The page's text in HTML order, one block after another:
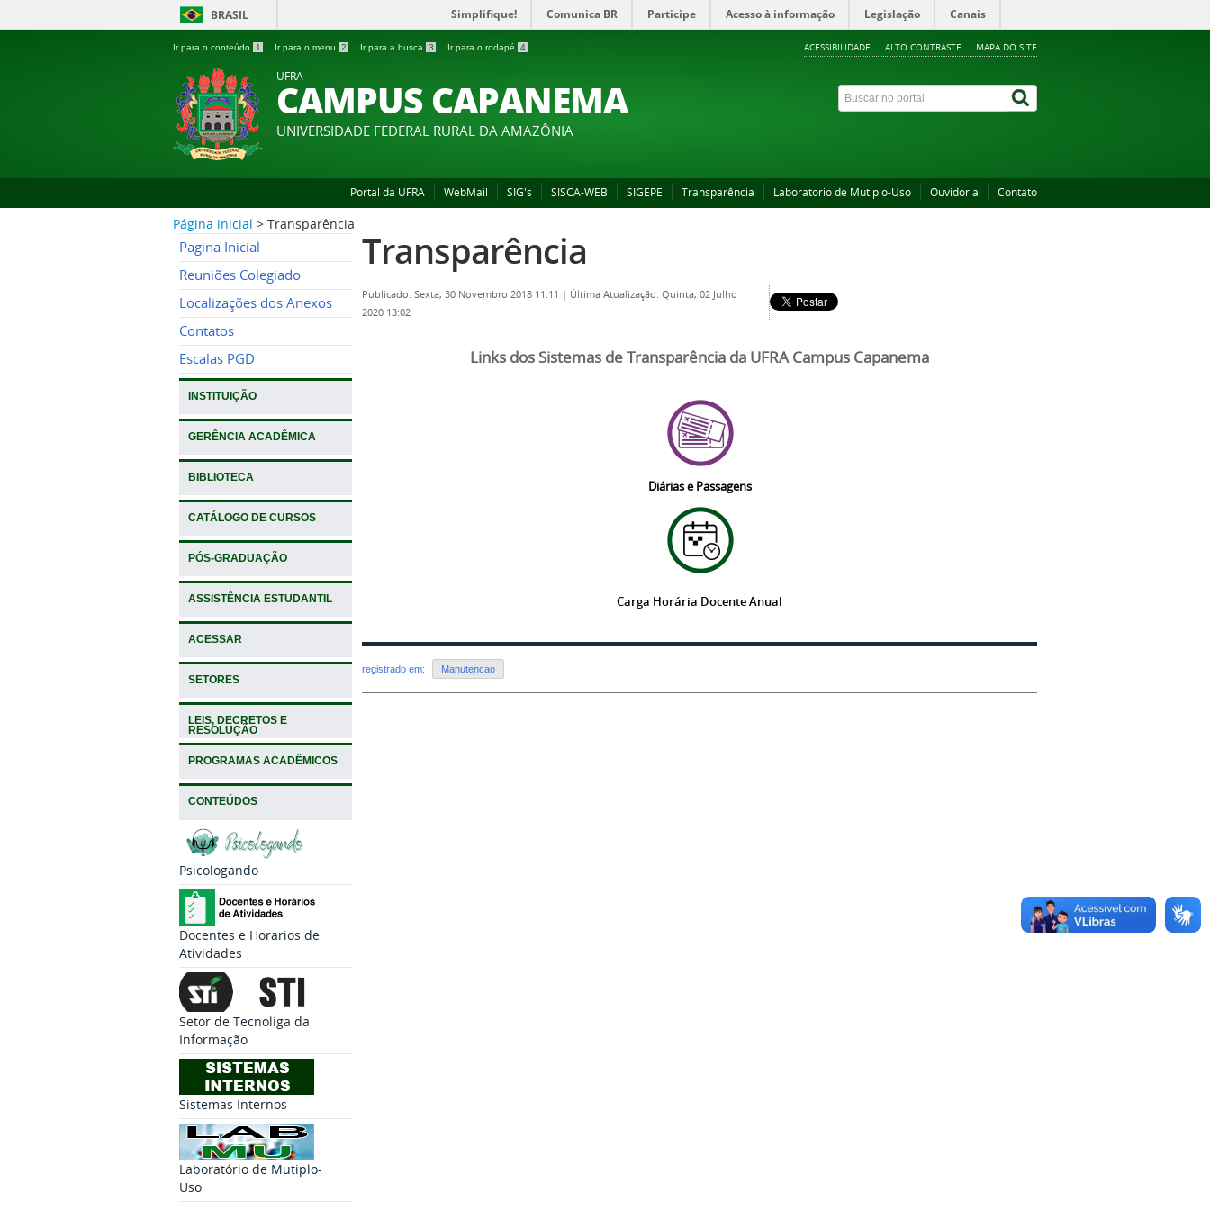
BRASIL Simplifique! Comunica BR Participe Acesso à informação Legislação Canais
Ir para o conteúdo 1 Ir para o menu 2 Ir para a busca 3 Ir para o rodapé 4 ACESSIBILIDADE ALTO CONTRASTE MAPA DO SITE
UFRA
CAMPUS CAPANEMA
UNIVERSIDADE FEDERAL RURAL DA AMAZÔNIA
Portal da UFRA WebMail SIG's SISCA-WEB SIGEPE Transparência Laboratorio de Mutiplo-Uso Ouvidoria Contato
Página inicial > Transparência
Pagina Inicial
Reuniões Colegiado
Localizações dos Anexos
Contatos
Escalas PGD
INSTITUIÇÃO
GERÊNCIA ACADÊMICA
BIBLIOTECA
CATÁLOGO DE CURSOS
PÓS-GRADUAÇÃO
ASSISTÊNCIA ESTUDANTIL
ACESSAR
SETORES
LEIS, DECRETOS E
RESOLUÇÃO
PROGRAMAS ACADÊMICOS
CONTEÚDOS
Psicologando
Docentes e Horarios de
Atividades
Setor de Tecnoliga da
Informação
Sistemas Internos
Laboratório de Mutiplo-
Uso
Transparência
Publicado: Sexta, 30 Novembro 2018 11:11 | Última Atualização: Quinta, 02 Julho
2020 13:02
Links dos Sistemas de Transparência da UFRA Campus Capanema
Diárias e Passagens
Carga Horária Docente Anual
registrado em: Manutencao